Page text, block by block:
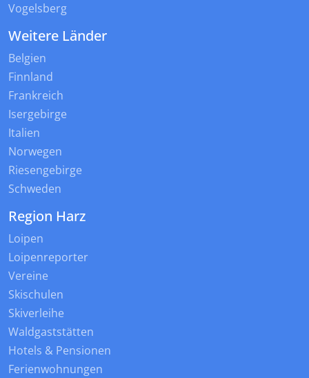
Vogelsberg
Weitere Länder
Belgien
Finnland
Frankreich
Isergebirge
Italien
Norwegen
Riesengebirge
Schweden
Region Harz
Loipen
Loipenreporter
Vereine
Skischulen
Skiverleihe
Waldgaststätten
Hotels & Pensionen
Ferienwohnungen